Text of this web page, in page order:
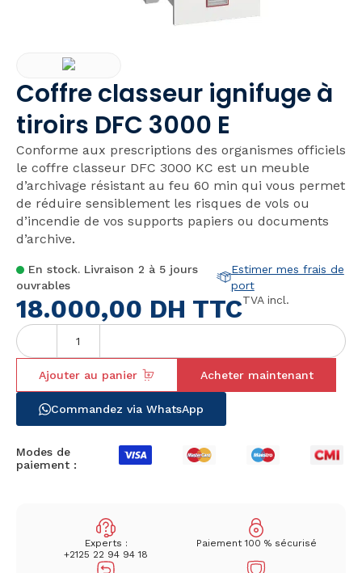
Coffre classeur ignifuge à
tiroirs DFC 3000 E
Conforme aux prescriptions des organismes officiels
le coffre classeur DFC 3000 KC est un meuble
d’archivage résistant au feu 60 min qui vous permet
de réduire sensiblement les risques de vols ou
d’incendie de vos supports papiers ou documents
d’archive.
En stock. Livraison 2 à 5 jours
ouvrables
Estimer mes frais de
port
18.000,00 DH TTCTVA incl.
Ajouter au panier Acheter maintenant
Commandez via WhatsApp
Modes de
paiement :
Experts :
+2125 22 94 94 18
Paiement 100 % sécurisé